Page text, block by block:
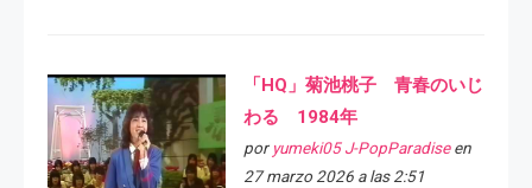
「HQ」菊池桃子 青春のいじ
わる 1984年
por yumeki05 J-PopParadiseen
27 marzo 2026 a las 2:51